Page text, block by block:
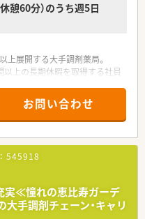
度！
がら働く方など、様々なサポ
に変化がある際など、安心し
ます！
、薬剤師としての働き方は決
がら、どんな夢に向かっても
剤師として、管理部門として、
は広がり続けています。
できるフィールドで、あなた
い。
憩60分）のうち週5日
展開する大手調剤薬局。
上の長期休暇を取得する社員
％！認可外保育園の優先入園
サービスなど、子育てとの両立
にすぐ活かせる5年間のEラー
！大学病院実務研修や病院勤
化チームなど、専門性を伸ば
プ会社の経営やDIビジネスな
行い、売り上げ右肩上がりの将
お問い合わせ
545918
実≪憧れの恵比寿ガーデ
手調剤チェーン・キャリ